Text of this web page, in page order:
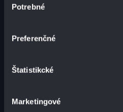
súhlasu
Potrebné
Preferenčné
Štatistikcké
Marketingové